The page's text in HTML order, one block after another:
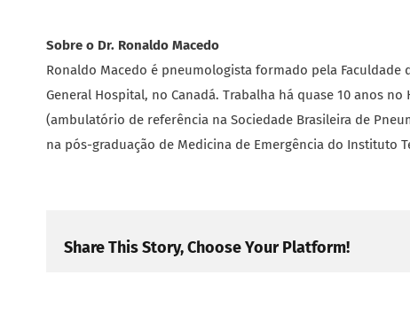
Sobre o Dr. Ronaldo Macedo
Ronaldo Macedo é pneumologista formado pela
General Hospital, no Canadá. Trabalha há quase 10 anos
(ambulatório de referência na Sociedade Brasileira de
na pós-graduação de Medicina de Emergência do Instituto
Share This Story, Choose Your Platform!